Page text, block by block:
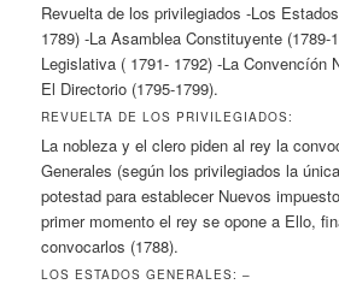
Revuelta de los privilegiados -Los
1789) -La Asamblea Constituyente (1789-
Legislativa ( 1791- 1792) -La Convencíón
El Directorio (1795-1799).
REVUELTA DE LOS PRIVILEGIADOS:
La nobleza y el clero piden al rey la
Generales (según los privilegiados la
potestad para establecer Nuevos
primer momento el rey se opone a Ello,
convocarlos (1788).
LOS ESTADOS GENERALES: –